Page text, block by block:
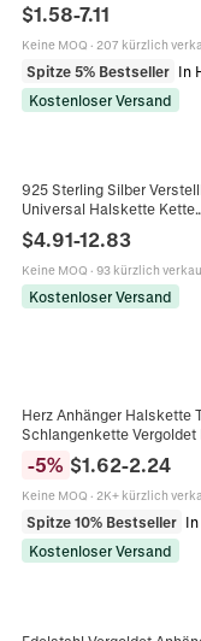
Künstliche Perlen Und
Schlangenkette Für
$1.58-7.11
Keine MOQ · 207 kürzlich
Spitze 5% Bestseller
Kostenloser Versand
925 Sterling Silber
Universal Halskette Kette
Schiebestift Für Anhänger
Box Chopin Kreuz
Schmuck
$4.91-12.83
Keine MOQ · 93 kürzlich
Kostenloser Versand
Herz Anhänger Halskette
Schlangenkette Vergoldet
Minimalistisch Elegant
Damen
-5% $1.62-2.24
Keine MOQ · 2K+ kürzlich
Spitze 10% Bestseller
Kostenloser Versand